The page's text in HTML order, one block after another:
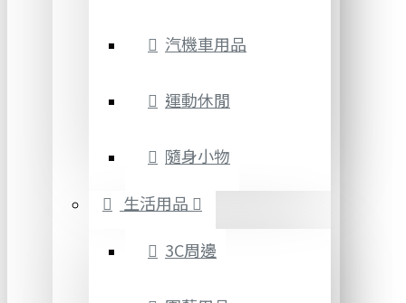
汽機車用品
運動休閒
隨身小物
生活用品
3C周邊